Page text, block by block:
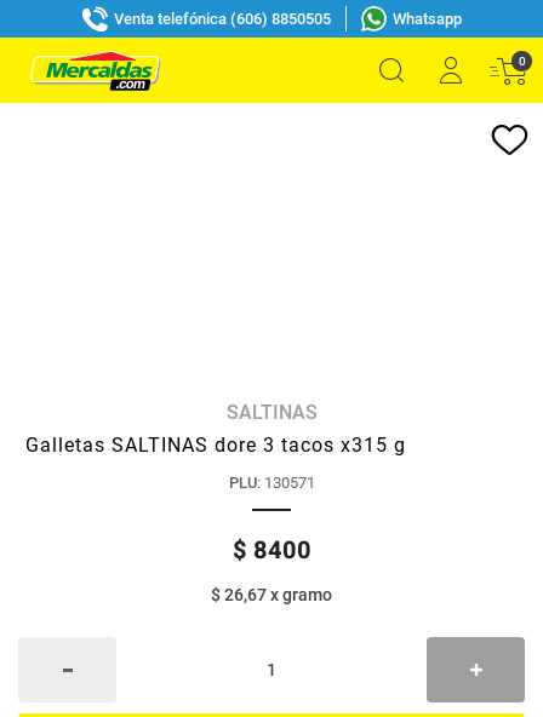
Venta telefónica (606) 8850505 Whatsapp
0
SALTINAS
Galletas SALTINAS dore 3 tacos x315 g
PLU: 130571
$ 8400
$ 26,67xgramo